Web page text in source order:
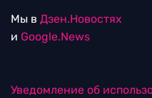
Мы в Дзен.Новостях
и Google.News
Уведомление об